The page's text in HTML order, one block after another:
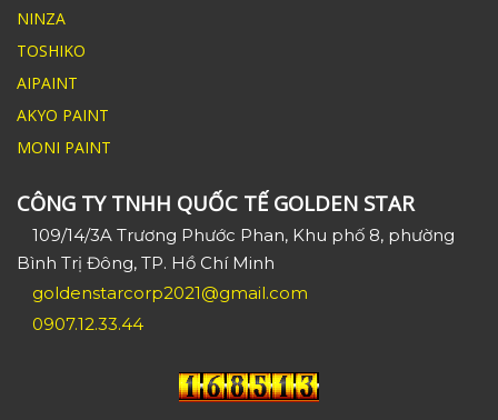
NINZA
TOSHIKO
AIPAINT
AKYO PAINT
MONI PAINT
CÔNG TY TNHH QUỐC TẾ GOLDEN STAR
109/14/3A Trương Phước Phan, Khu phố 8, phường
Bình Trị Đông, TP. Hồ Chí Minh
goldenstarcorp2021@gmail.com
0907.12.33.44